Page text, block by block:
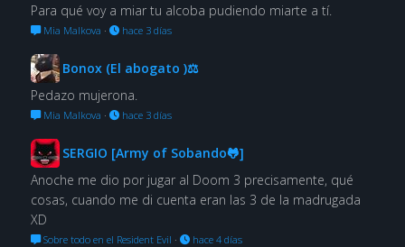
Para qué voy a miar tu alcoba pudiendo miarte a tí.
Mia Malkova · hace 3 días
Bonox (El abogato )⚖
Pedazo mujerona.
Mia Malkova · hace 3 días
SERGIO [Army of Sobando🐸]
Anoche me dio por jugar al Doom 3 precisamente, qué
cosas, cuando me di cuenta eran las 3 de la madrugada
XD
Sobre todo en el Resident Evil · hace 4 días